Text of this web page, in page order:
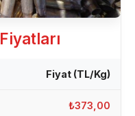
Fiyatları
Fiyat (TL/Kg)
₺373,00